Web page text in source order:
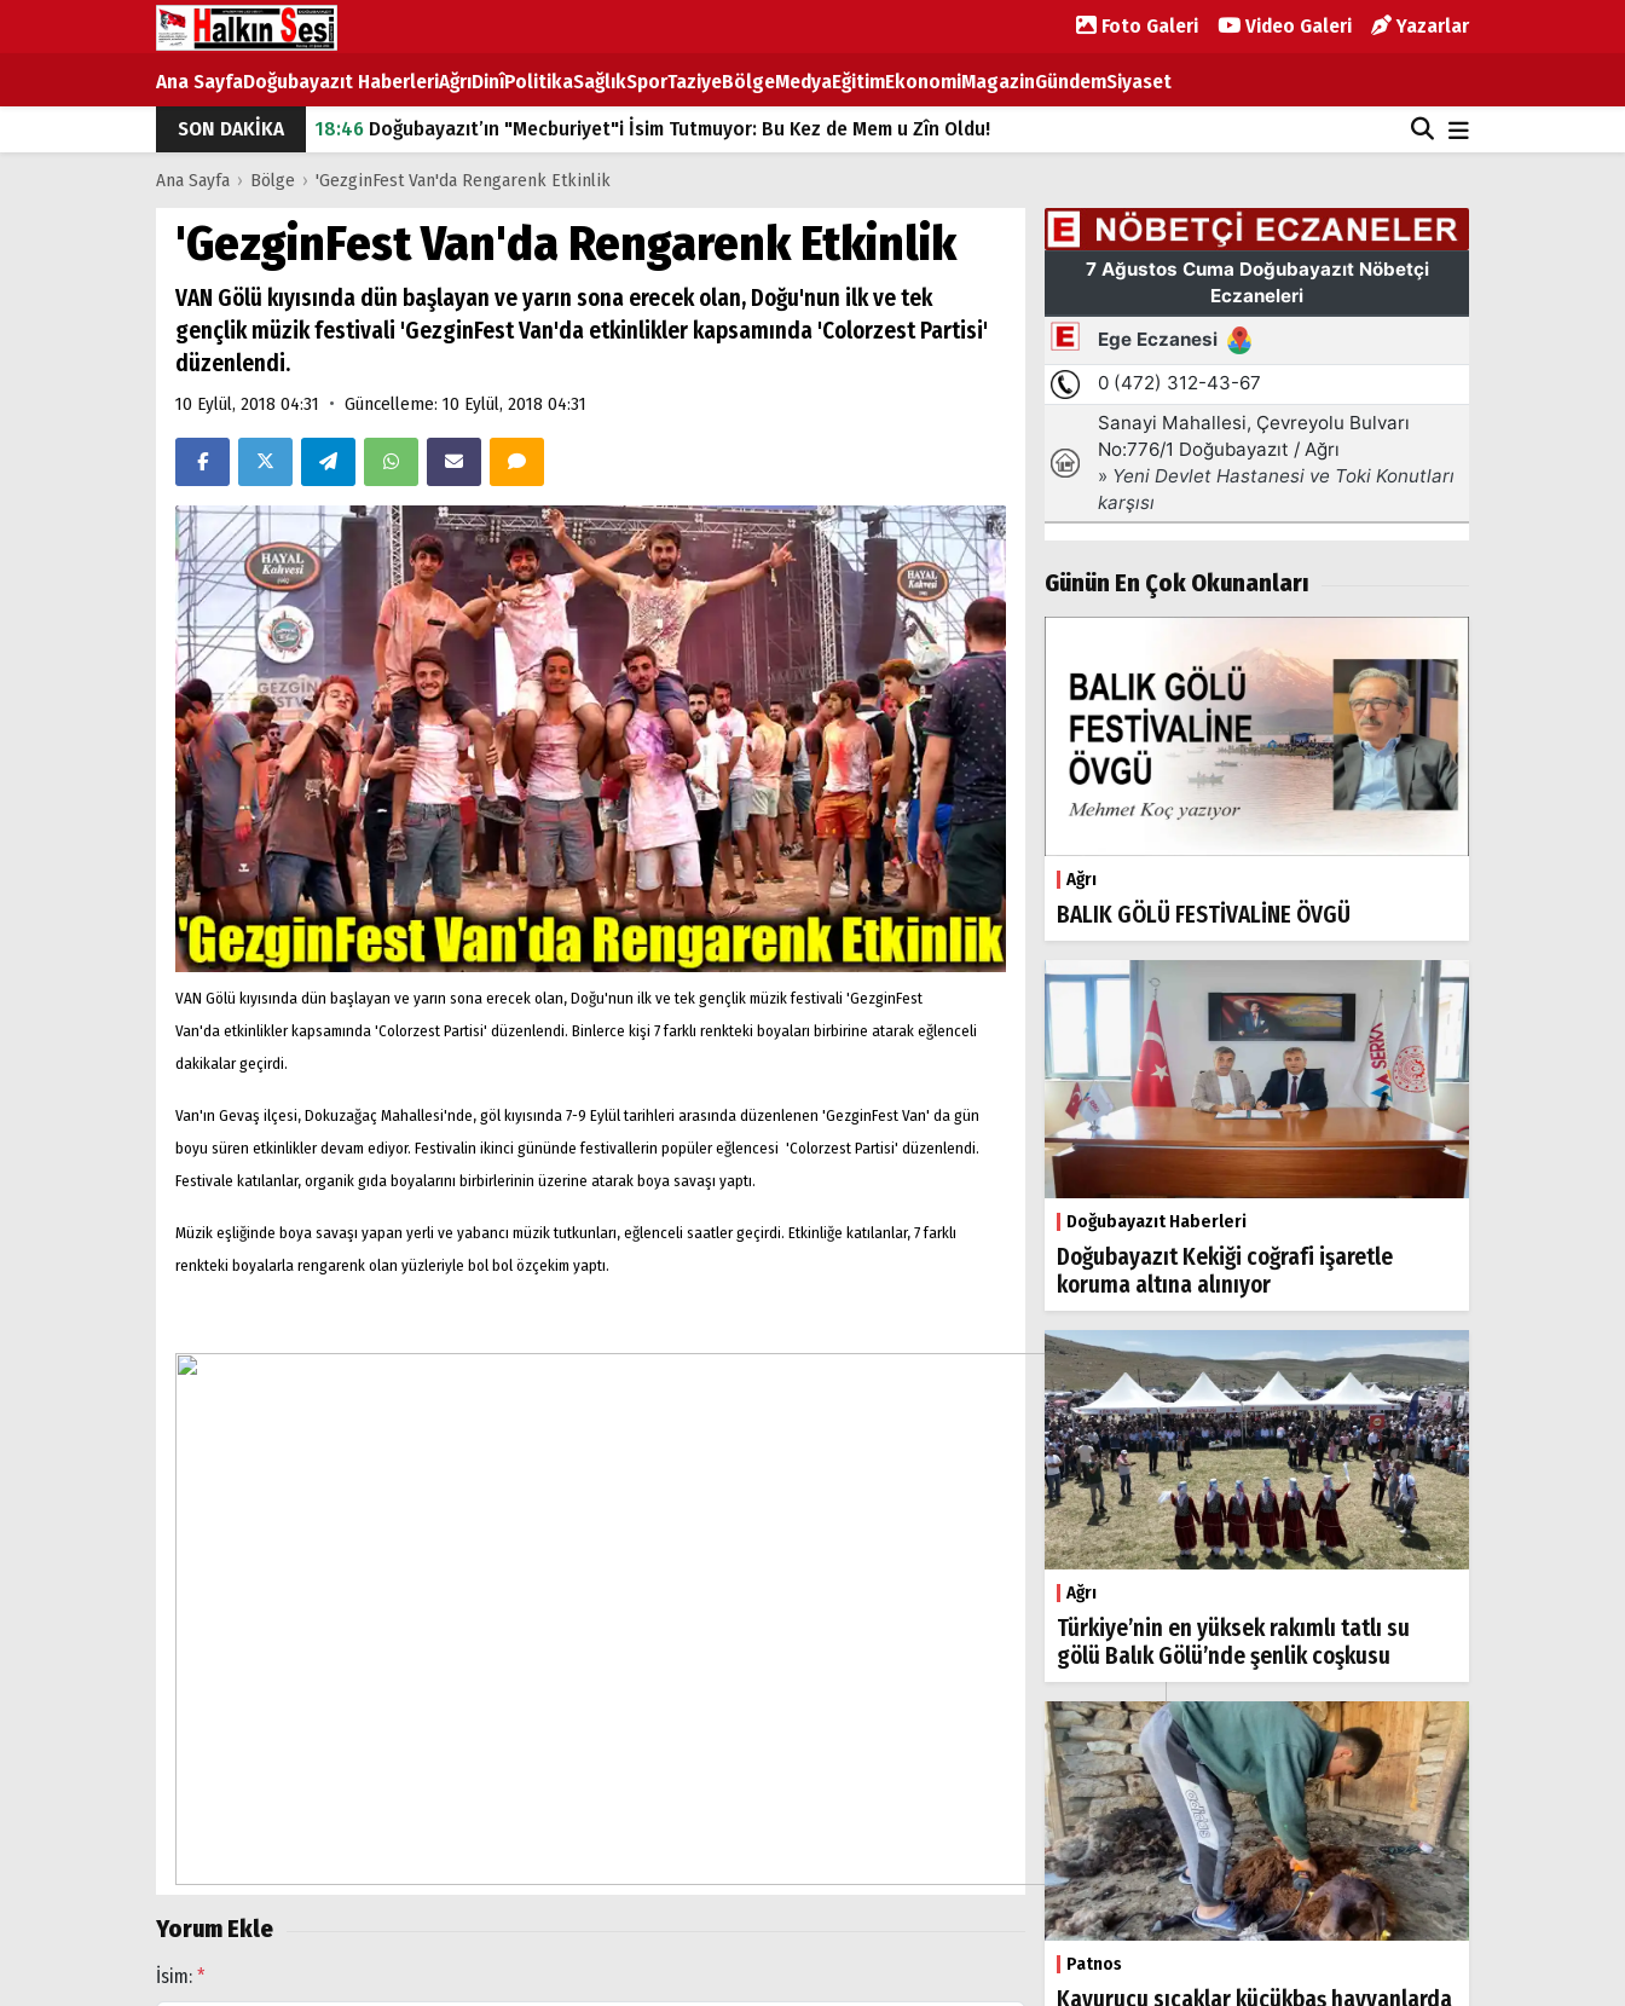
Foto Galeri Video Galeri Yazarlar
Ana SayfaDoğubayazıt HaberleriAğrıDinîPolitikaSağlıkSporTaziyeBölgeMedyaEğitimEkonomiMagazinGündemSiyaset
SON DAKİKA
18:46 Doğubayazıt’ın "Mecburiyet"i İsim Tutmuyor: Bu Kez de Mem u Zîn Oldu!
07:53Doğubayazıt’ta Ekmek Fiyatlarına Zam
07:16
Doğubayazıt'ta çocukların sırtındaki ağır yük
07:00DEVLET ve HÜKÜMET
18:29 ÇARŞI CADDESİ YAZ BOZ TAHTASI
Ana Sayfa › Bölge › 'GezginFest Van'da Rengarenk Etkinlik
'GezginFest Van'da Rengarenk Etkinlik
VAN Gölü kıyısında dün başlayan ve yarın sona erecek olan, Doğu'nun ilk ve tek
gençlik müzik festivali 'GezginFest Van'da etkinlikler kapsamında 'Colorzest Partisi'
düzenlendi.
10 Eylül, 2018 04:31 • Güncelleme: 10 Eylül, 2018 04:31
VAN Gölü kıyısında dün başlayan ve yarın sona erecek olan, Doğu'nun ilk ve tek gençlik müzik festivali 'GezginFest
Van'da etkinlikler kapsamında 'Colorzest Partisi' düzenlendi. Binlerce kişi 7 farklı renkteki boyaları birbirine atarak eğlenceli
dakikalar geçirdi.
Van'ın Gevaş ilçesi, Dokuzağaç Mahallesi'nde, göl kıyısında 7-9 Eylül tarihleri arasında düzenlenen 'GezginFest Van' da gün
boyu süren etkinlikler devam ediyor. Festivalin ikinci gününde festivallerin popüler eğlencesi 'Colorzest Partisi' düzenlendi.
Festivale katılanlar, organik gıda boyalarını birbirlerinin üzerine atarak boya savaşı yaptı.
Müzik eşliğinde boya savaşı yapan yerli ve yabancı müzik tutkunları, eğlenceli saatler geçirdi. Etkinliğe katılanlar, 7 farklı
renkteki boyalarla rengarenk olan yüzleriyle bol bol özçekim yaptı.
Yorum Ekle
İsim: *
Günün En Çok Okunanları
Ağrı
BALIK GÖLÜ FESTİVALİNE ÖVGÜ
Doğubayazıt Haberleri
Doğubayazıt Kekiği coğrafi işaretle
koruma altına alınıyor
Ağrı
Türkiye’nin en yüksek rakımlı tatlı su
gölü Balık Gölü’nde şenlik coşkusu
Patnos
Kavurucu sıcaklar küçükbaş hayvanlarda